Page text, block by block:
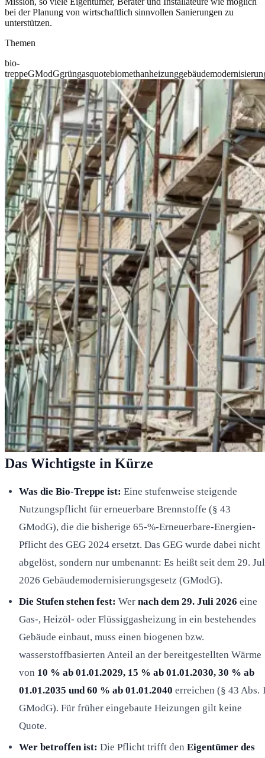
bei der Planung von wirtschaftlich sinnvollen Sanierungen zu
unterstützen.
Themen
bio-
treppeGModGgrüngasquotebiomethanheizung
Das Wichtigste in Kürze
Was die Bio-Treppe ist: Eine stufenweise steigende
Nutzungspflicht für erneuerbare Brennstoffe (§ 43
GModG), die die bisherige 65-%-Erneuerbare-Energien-
Pflicht des GEG 2024 ersetzt. Das GEG wurde dabei nicht
abgelöst, sondern nur umbenannt: Es heißt seit dem 29.
2026 Gebäudemodernisierungsgesetz (GModG).
Die Stufen stehen fest: Wer nach dem 29. Juli 2026 eine
Gas-, Heizöl- oder Flüssiggasheizung in ein bestehendes
Gebäude einbaut, muss einen biogenen bzw.
wasserstoffbasierten Anteil an der bereitgestellten Wärme
von 10 % ab 01.01.2029, 15 % ab 01.01.2030, 30 % ab
01.01.2035 und 60 % ab 01.01.2040 erreichen (§ 43 Abs.
GModG). Für früher eingebaute Heizungen gilt keine
Quote.
Wer betroffen ist: Die Pflicht trifft den Eigentümer des